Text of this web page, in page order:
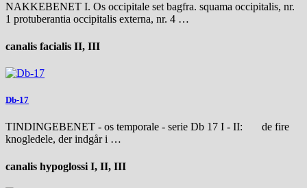
NAKKEBENET I. Os occipitale set bagfra. squama occipitalis, nr.
1 protuberantia occipitalis externa, nr. 4 …
canalis facialis II, III
Db-17
TINDINGEBENET - os temporale - serie Db 17 I - II: de fire
knogledele, der indgår i …
canalis hypoglossi I, II, III